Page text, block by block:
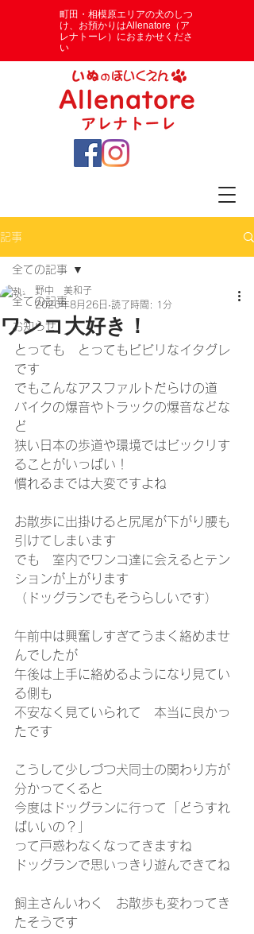
​町田・相模原エリアの犬のしつ
け、お預かりはAllenatore（ア
レナトーレ）におまかせくださ
い
記事
全ての記事
お知らせ
全ての記事
ワンコ大好き！
野中 美和子
2020年8月26日 読了時間: 1分
とっても　とってもビビリなイタグレ
です
でもこんなアスファルトだらけの道
バイクの爆音やトラックの爆音などな
ど
狭い日本の歩道や環境ではビックリす
ることがいっぱい！
慣れるまでは大変ですよね
お散歩に出掛けると尻尾が下がり腰も
引けてしまいます
でも　室内でワンコ達に会えるとテン
ションが上がります
（ドッグランでもそうらしいです）
午前中は興奮しすぎてうまく絡めませ
んでしたが
午後は上手に絡めるようになり見てい
る側も
不安なく見ていられて　本当に良かっ
たです
こうして少しづつ犬同士の関わり方が
分かってくると
今度はドッグランに行って「どうすれ
ばいいの？」
って戸惑わなくなってきますね
ドッグランで思いっきり遊んできてね
飼主さんいわく　お散歩も変わってき
たそうです